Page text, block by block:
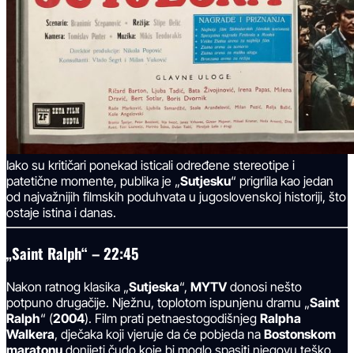
Iako su kritičari ponekad isticali određene stereotipe i
patetične momente, publika je „Sutjesku“ prigrlila kao jedan
od najvažnijih filmskih poduhvata u jugoslovenskoj historiji, što
ostaje istina i danas.
„Saint Ralph“ – 22:45
Nakon ratnog klasika „Sutjeska“, MYTVdonosi nešto
potpuno drugačije. Nježnu, toplotom ispunjenu dramu „Saint
Ralph“ (2004). Film prati petnaestogodišnjeg Ralpha
Walkera, dječaka koji vjeruje da će pobjeda na Bostonskom
maratonu donijeti čudo koje bi moglo spasiti njegovu teško